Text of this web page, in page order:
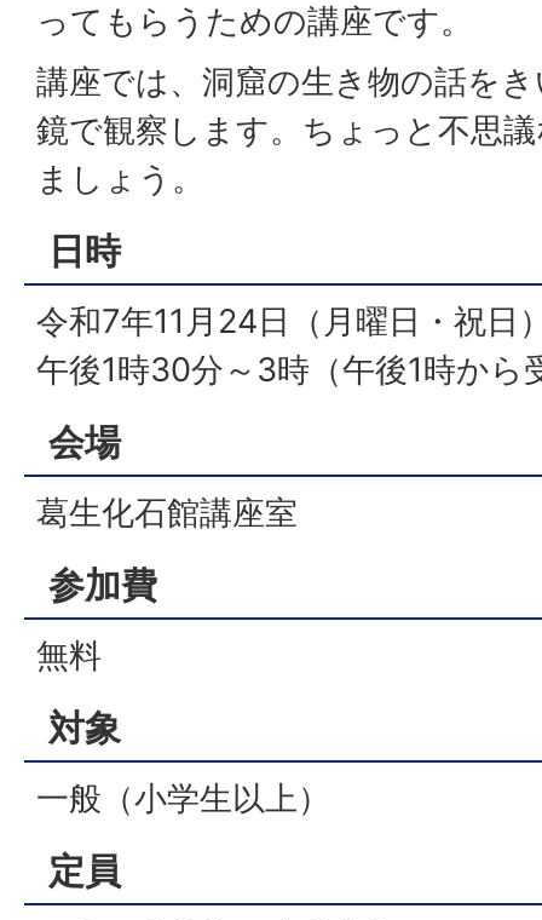
ってもらうための講座です。
講座では、洞窟の生き物の話を
鏡で観察します。ちょっと不思
ましょう。
日時
令和7年11月24日（月曜日・祝日
午後1時30分～3時（午後1時から
会場
葛生化石館講座室
参加費
無料
対象
一般（小学生以上）
定員